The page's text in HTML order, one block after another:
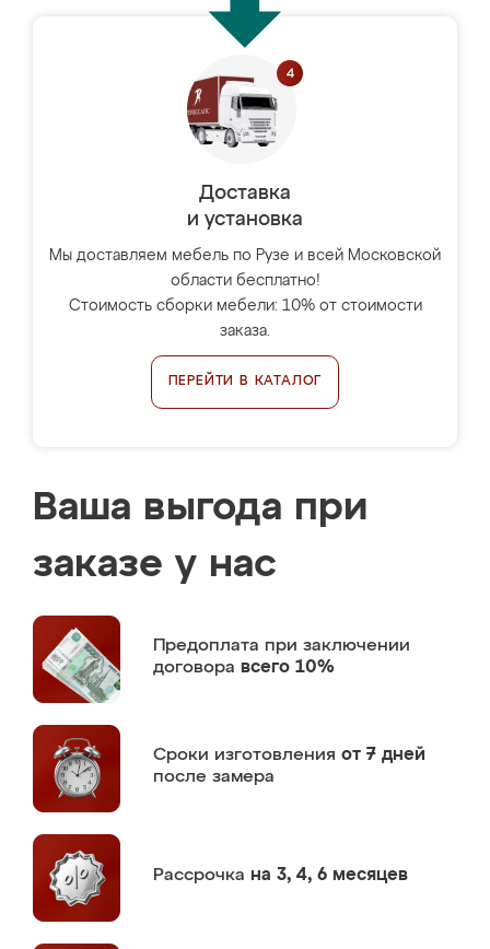
Доставка
и установка
Мы доставляем мебель по Рузе и всей Московской
области бесплатно!
Стоимость сборки мебели: 10% от стоимости
заказа.
ПЕРЕЙТИ В КАТАЛОГ
Ваша выгода при
заказе у нас
Предоплата при заключении
договора всего 10%
Сроки изготовления от 7 дней
после замера
Рассрочка на 3, 4, 6 месяцев